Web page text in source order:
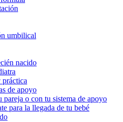
umbilical
nacido
práctica
de apoyo
pareja o con tu sistema de apoyo
para la llegada de tu bebé